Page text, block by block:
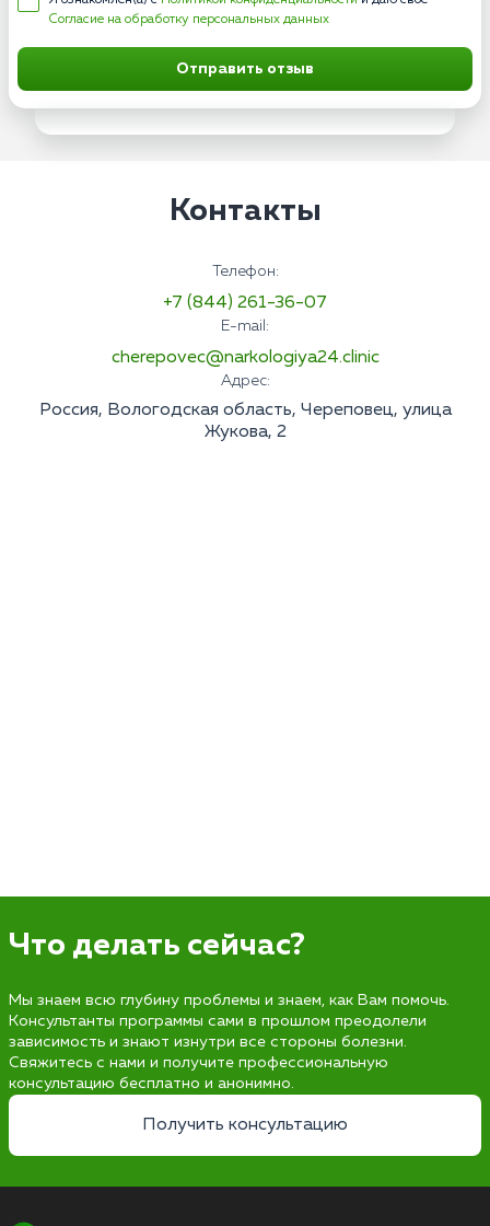
Согласие на обработку персональных данных
Отправить отзыв
Контакты
Телефон:
+7 (844) 261-36-07
E-mail:
cherepovec@narkologiya24.clinic
Адрес:
Россия, Вологодская область, Череповец, улица
Жукова, 2
Что делать сейчас?
Мы знаем всю глубину проблемы и знаем, как Вам помочь.
Консультанты программы сами в прошлом преодолели
зависимость и знают изнутри все стороны болезни.
Свяжитесь с нами и получите профессиональную
консультацию бесплатно и анонимно.
Получить консультацию